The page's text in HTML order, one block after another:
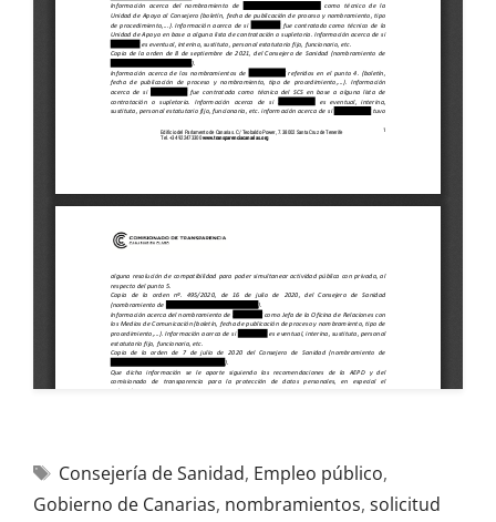
Consejería de Sanidad, Empleo público,
Gobierno de Canarias, nombramientos, solicitud